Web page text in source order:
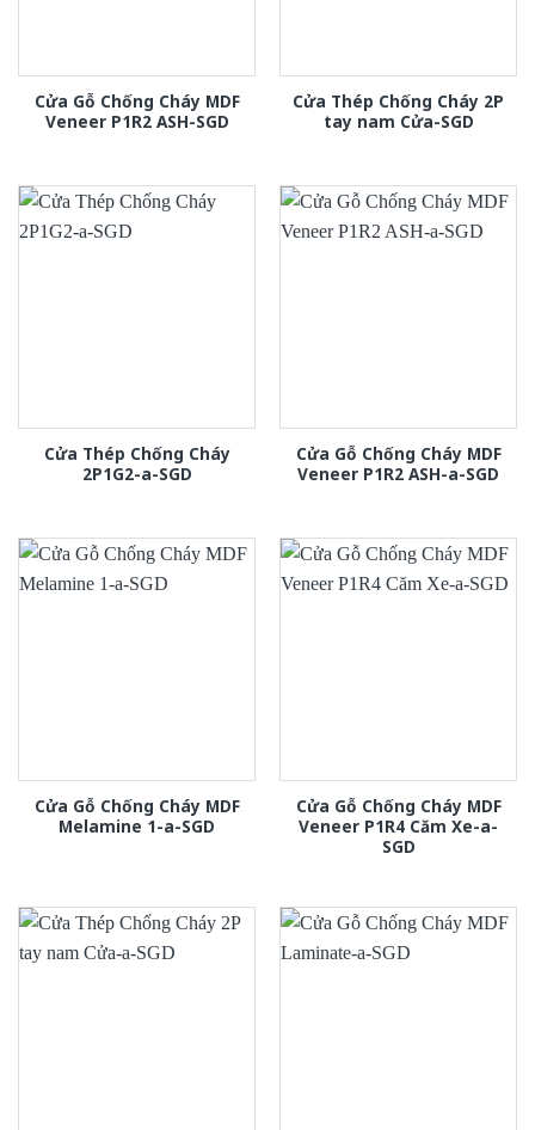
Cửa Gỗ Chống Cháy MDF
Veneer P1R2 ASH-SGD
Cửa Thép Chống Cháy 2P
tay nam Cửa-SGD
Cửa Thép Chống Cháy
2P1G2-a-SGD
Cửa Gỗ Chống Cháy MDF
Veneer P1R2 ASH-a-SGD
Cửa Gỗ Chống Cháy MDF
Melamine 1-a-SGD
Cửa Gỗ Chống Cháy MDF
Veneer P1R4 Căm Xe-a-
SGD